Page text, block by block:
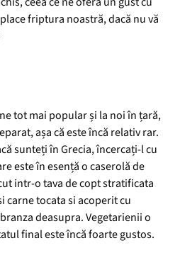
friptura noastră, dacă nu vă
tot mai popular și la noi în țară,
așa că este încă relativ rar.
sunteți în Grecia, încercați-l cu
este în esență o caserolă de
intr-o tava de copt stratificata
carne tocata si acoperit cu
deasupra. Vegetarienii o
final este încă foarte gustos.